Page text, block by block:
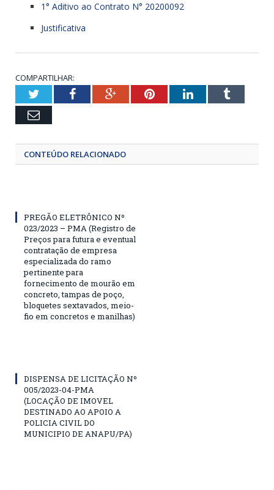
1° Aditivo ao Contrato N° 20200092
Justificativa
COMPARTILHAR:
TwitterFacebookGoogle+PinterestLinkedInTumblr
Email
CONTEÚDO RELACIONADO
PREGÃO ELETRÔNICO Nº
023/2023 – PMA (Registro de
Preços para futura e eventual
contratação de empresa
especializada do ramo
pertinente para
fornecimento de mourão em
concreto, tampas de poço,
bloquetes sextavados, meio-
fio em concretos e manilhas)
DISPENSA DE LICITAÇÃO Nº
005/2023-04-PMA
(LOCAÇÃO DE IMOVEL
DESTINADO AO APOIO A
POLICIA CIVIL DO
MUNICIPIO DE ANAPU/PA)